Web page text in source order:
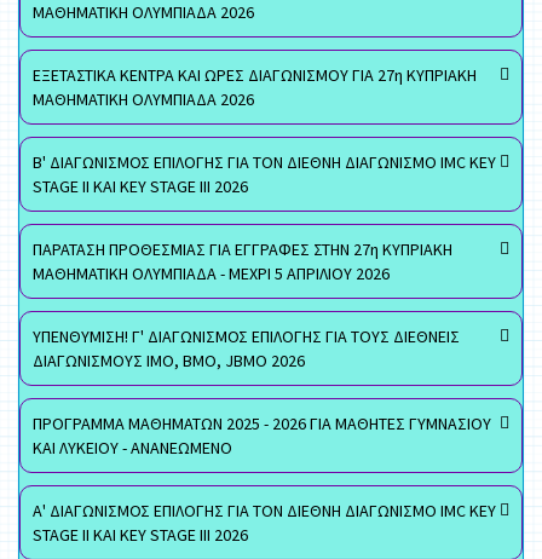
ΜΑΘΗΜΑΤΙΚΗ ΟΛΥΜΠΙΑΔΑ 2026
ΕΞΕΤΑΣΤΙΚΑ ΚΕΝΤΡΑ ΚΑΙ ΩΡΕΣ ΔΙΑΓΩΝΙΣΜΟΥ ΓΙΑ 27η ΚΥΠΡΙΑΚΗ
ΜΑΘΗΜΑΤΙΚΗ ΟΛΥΜΠΙΑΔΑ 2026
Β' ΔΙΑΓΩΝΙΣΜΟΣ ΕΠΙΛΟΓΗΣ ΓΙΑ ΤΟΝ ΔΙΕΘΝΗ ΔΙΑΓΩΝΙΣΜΟ IMC KEY
STAGE II ΚΑΙ KEY STAGE III 2026
ΠΑΡΑΤΑΣΗ ΠΡΟΘΕΣΜΙΑΣ ΓΙΑ ΕΓΓΡΑΦΕΣ ΣΤΗΝ 27η ΚΥΠΡΙΑΚΗ
ΜΑΘΗΜΑΤΙΚΗ ΟΛΥΜΠΙΑΔΑ - ΜΕΧΡΙ 5 ΑΠΡΙΛΙΟΥ 2026
ΥΠΕΝΘΥΜΙΣΗ! Γ' ΔΙΑΓΩΝΙΣΜΟΣ ΕΠΙΛΟΓΗΣ ΓΙΑ ΤΟΥΣ ΔΙΕΘΝΕΙΣ
ΔΙΑΓΩΝΙΣΜΟΥΣ ΙΜΟ, ΒΜΟ, JBMO 2026
ΠΡΟΓΡΑΜΜΑ ΜΑΘΗΜΑΤΩΝ 2025 - 2026 ΓΙΑ ΜΑΘΗΤΕΣ ΓΥΜΝΑΣΙΟΥ
ΚΑΙ ΛΥΚΕΙΟΥ - ΑΝΑΝΕΩΜΕΝΟ
Α' ΔΙΑΓΩΝΙΣΜΟΣ ΕΠΙΛΟΓΗΣ ΓΙΑ ΤΟΝ ΔΙΕΘΝΗ ΔΙΑΓΩΝΙΣΜΟ IMC KEY
STAGE II ΚΑΙ KEY STAGE III 2026